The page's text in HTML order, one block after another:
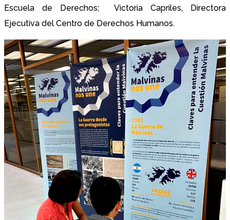
Escuela de Derechos; Victoria Capriles, Directora
Ejecutiva del Centro de Derechos Humanos.